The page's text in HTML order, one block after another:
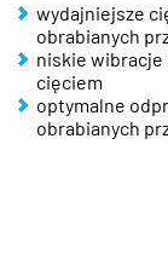
wydajniejsze
obrabianych
niskie wibracje
cięciem
optymalne
obrabianych